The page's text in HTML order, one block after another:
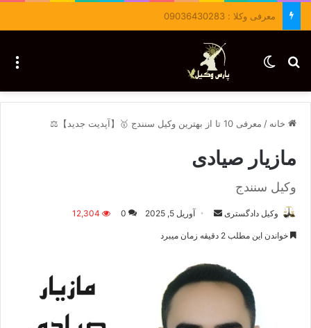
معرفی وکلا : 09036430283
جستجو برایتغییر پوسته
خانه / معرفی 10 تا از بهترین وکیل سنندج 🥇【آپدیت جدید】⚖️
مازیار صیادی
وکیل سنندج
وکیل دادگستری
ا
ل
آوریل 5, 2025 0
12,304
خواندن این مطلب 2 دقیقه زمان میبرد